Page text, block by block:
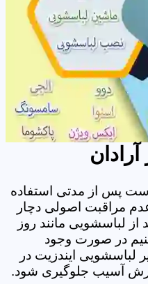
پس از مدتی استفاده
مراقبت اصولی دچار
از لباسشویی مانند روز
در صورت وجود
لباسشویی ایندزیت در
آسیب جلوگیری شود.